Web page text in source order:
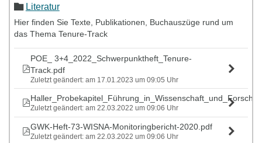
einzeln besuchen, allerdings bestehen die meisten Workshops
aus mehreren Einzelterminen. Die Teilnahme an den
Workshops ist für Siekostenlos
Sie bitte derangehängten Broschüre.
Netzwerk_Führung_und_Karriere_in_der_Wissens_25_26.pdf
Literatur
Hier finden Sie Texte, Publikationen, Buchauszüge rund um
das Thema Tenure-Track
POE_ 3+4_2022_Schwerpunktheft_Tenure-
Track.pdf
Zuletzt geändert: am 17.01.2023 um 09:05 Uhr
Zuletzt geändert: am 22.03.2022 um 09:06 Uhr
GWK-Heft-73-WISNA-Monitoringbericht-2020.pdf
Zuletzt geändert: am 22.03.2022 um 09:06 Uhr